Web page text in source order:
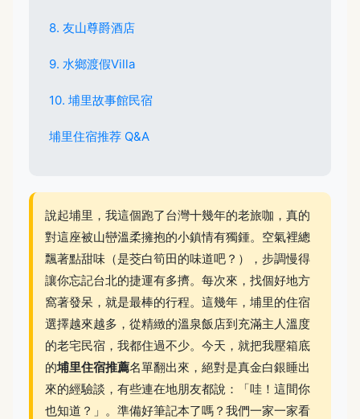
8. 友山尊爵酒店
9. 水鄉渡假Villa
10. 埔里故事館民宿
埔里住宿推荐 Q&A
說起埔里，我這個跑了台灣十幾年的老旅咖，真的
對這座被山巒溫柔擁抱的小鎮情有獨鍾。空氣裡總
飄著點甜味（是茭白筍田的味道吧？），步調慢得
讓你忘記台北的捷運有多擠。每次來，找個好地方
窩著發呆，就是最棒的行程。這幾年，埔里的住宿
選擇越來越多，從精緻的溫泉飯店到充滿主人溫度
的老宅民宿，我都住過不少。今天，就把我壓箱底
的埔里住宿推薦名單翻出來，絕對是真金白銀睡出
來的經驗談，有些連在地朋友都說：「哇！這間你
也知道？」。準備好筆記本了嗎？我們一家一家看